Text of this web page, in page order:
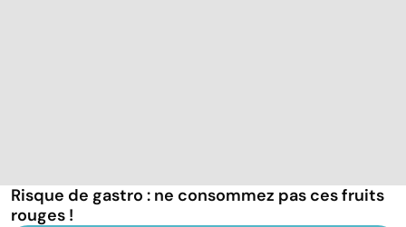
Risque de gastro : ne consommez pas ces fruits
rouges !